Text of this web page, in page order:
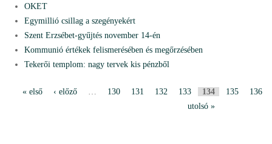
OKET
Egymillió csillag a szegényekért
Szent Erzsébet-gyűjtés november 14-én
Kommunió értékek felismerésében és megőrzésében
Tekerői templom: nagy tervek kis pénzből
« első ‹ előző … 130 131 132 133 134 135
136
utolsó »